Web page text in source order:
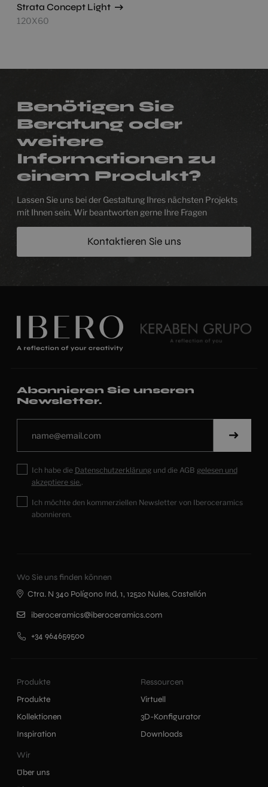
Strata Concept Light
120X60
Benötigen Sie
Beratung oder
weitere
Informationen zu
einem Produkt?
Lassen Sie uns bei der Gestaltung Ihres nächsten Projekts
mit Ihnen sein. Wir beantworten gerne Ihre Fragen
Kontaktieren Sie uns
Abonnieren Sie unseren
Newsletter.
Ich habe die Datenschutzerklärungund die AGB gelesen und
akzeptiere sie..
Ich möchte den kommerziellen Newsletter von Iberoceramics
abonnieren.
Produkte
Produkte
Kollektionen
Inspiration
Ressourcen
Virtuell
3D-Konfigurator
Downloads
Wir
Über uns
Wo Sie uns finden können
Ctra. N 340 Polígono Ind, 1, 12520 Nules, Castellón
iberoceramics@iberoceramics.com
+34 964659500